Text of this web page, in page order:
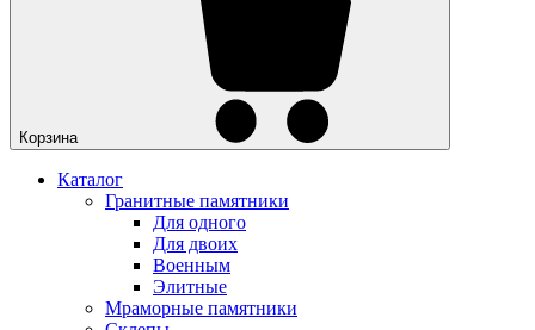
Корзина
Каталог
Гранитные памятники
Для одного
Для двоих
Военным
Элитные
Мраморные памятники